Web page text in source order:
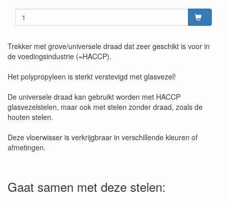
Trekker met grove/universele draad dat zeer geschikt is voor in
de voedingsindustrie (=HACCP).
Het polypropyleen is sterkt verstevigd met glasvezel!
De universele draad kan gebruikt worden met HACCP
glasvezelstelen, maar ook met stelen zonder draad, zoals de
houten stelen.
Deze vloerwisser is verkrijgbraar in verschillende kleuren of
afmetingen.
Gaat samen met deze stelen: